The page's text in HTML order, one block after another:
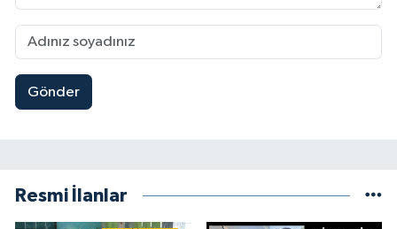
Gönder
Resmi İlanlar